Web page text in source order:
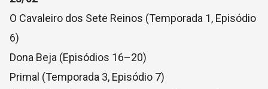
O Cavaleiro dos Sete Reinos (Temporada 1, Episódio
6)
Dona Beja (Episódios 16–20)
Primal (Temporada 3, Episódio 7)